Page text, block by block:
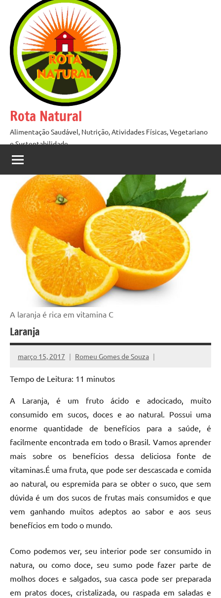
conteúdo
Rota Natural
Alimentação Saudável, Nutrição, Atividades Físicas, Vegetariano
e Sustentabilidade
A laranja é rica em vitamina C
Laranja
março 15, 2017 Romeu Gomes de Souza
Tempo de Leitura: 11 minutos
A Laranja, é um fruto ácido e adocicado, muito
consumido em sucos, doces e ao natural. Possui uma
enorme quantidade de benefícios para a saúde, é
facilmente encontrada em todo o Brasil. Vamos aprender
mais sobre os benefícios dessa deliciosa fonte de
vitaminas.É uma fruta, que pode ser descascada e comida
ao natural, ou espremida para se obter o suco, que sem
dúvida é um dos sucos de frutas mais consumidos e que
vem ganhando muitos adeptos ao sabor e aos seus
benefícios em todo o mundo.
Como podemos ver, seu interior pode ser consumido in
natura, ou como doce, seu sumo pode fazer parte de
molhos doces e salgados, sua casca pode ser preparada
em pratos doces, cristalizada, ou raspada em saladas e